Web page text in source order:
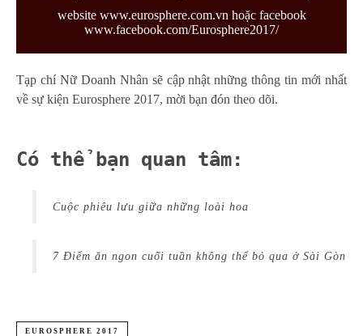
website www.eurosphere.com.vn hoặc facebook
www.facebook.com/Eurosphere2017/
Tạp chí Nữ Doanh Nhân sẽ cập nhật những thông tin mới nhất
về sự kiện Eurosphere 2017, mời bạn đón theo dõi.
Có thể bạn quan tâm:
Cuộc phiêu lưu giữa những loài hoa
7 Điểm ăn ngon cuối tuần không thể bỏ qua ở Sài Gòn
EUROSPHERE 2017